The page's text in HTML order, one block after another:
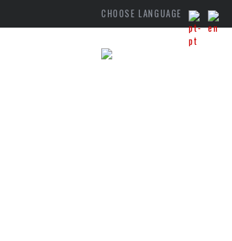
CHOOSE LANGUAGE